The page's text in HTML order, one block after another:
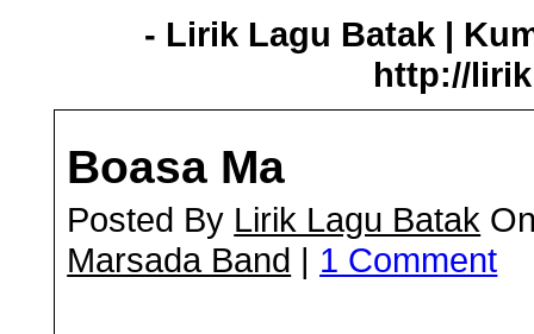
- Lirik Lagu Batak |
http://
Boasa Ma
Posted By Lirik Lagu Batak
Marsada Band | 1 Comment